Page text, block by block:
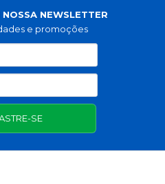
NEWSLETTER
e promoções
SE